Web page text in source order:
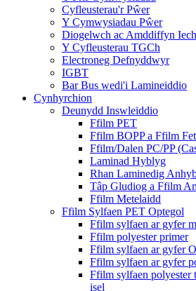
Cyfleusterau'r Pŵer
Y Cymwysiadau Pŵer
Diogelwch ac Amddiffyn
Y Cyfleusterau TGCh
Electroneg Defnyddwyr
IGBT
Bar Bus wedi'i Lamineiddio
Cynhyrchion
Deunydd Inswleiddio
Ffilm PET
Ffilm BOPP a Ffilm
Ffilm/Dalen PC/PP
Laminad Hyblyg
Rhan Laminedig
Tâp Gludiog a Ffilm
Ffilm Metelaidd
Ffilm Sylfaen PET Optegol
Ffilm sylfaen ar gyfer
Ffilm polyester primer
Ffilm sylfaen ar gyfer
Ffilm sylfaen ar gyfer
Ffilm sylfaen
isel